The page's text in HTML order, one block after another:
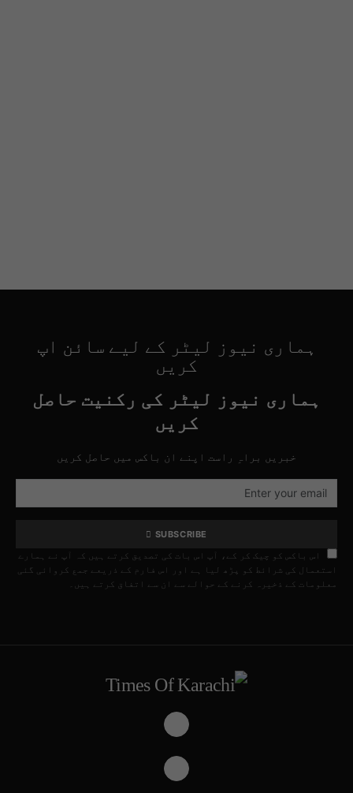
ہماری نیوز لیٹر کے لیے سائن اپ
کریں
ہماری نیوز لیٹر کی رکنیت حاصل
کریں
خبریں براہِ راست اپنے ان باکس میں حاصل کریں
SUBSCRIBE
اس باکس کو چیک کر کے، آپ اس بات کی تصدیق کرتے ہیں کہ آپ نے ہمارے
استعمال کی شرائط کو پڑھ لیا ہے اور اس فارم کے ذریعے جمع کروائی گئی
معلومات کے ذخیرہ کرنے کے حوالے سے ان سے اتفاق کرتے ہیں۔